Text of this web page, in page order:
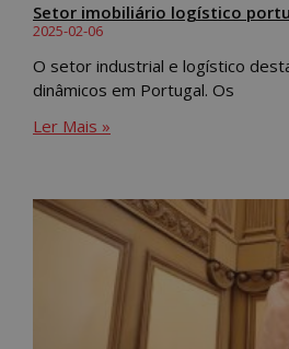
Setor imobiliário logístico
2025-02-06
O setor industrial e logístico
dinâmicos em Portugal. Os
Ler Mais »